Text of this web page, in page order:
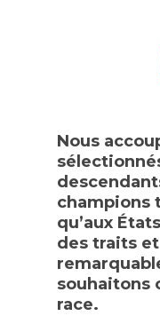
Nous
champions
qu’aux
des traits
souhaitons
race.